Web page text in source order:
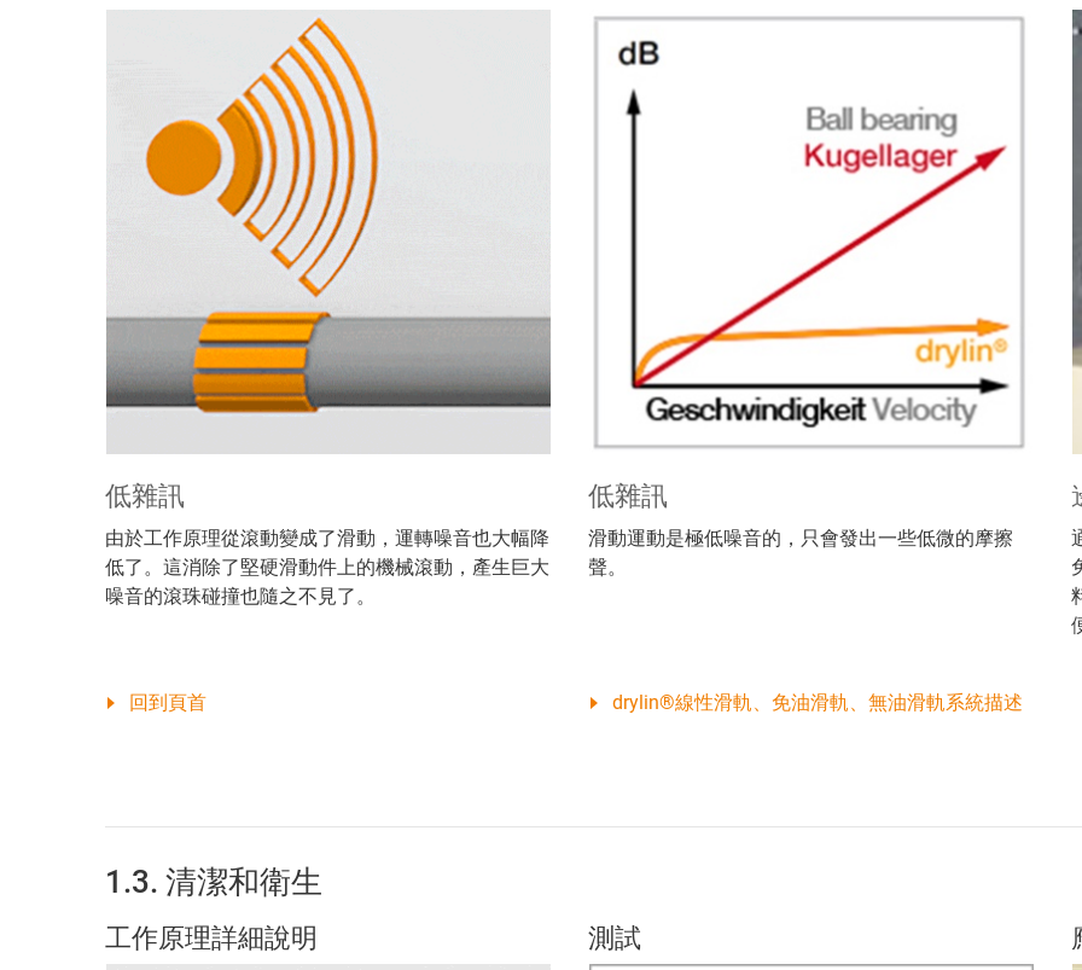
低雜訊
由於工作原理從滾動變成了滑動，運轉噪音也大幅降
低了。這消除了堅硬滑動件上的機械滾動，產生巨大
噪音的滾珠碰撞也隨之不見了。
低雜訊
滑動運動是極低噪音的，只會發出一些低微的摩擦
聲。
回到頁首 drylin®線性滑軌、免油滑軌、無油滑軌系統描述
1.3. 清潔和衛生
工作原理詳細說明 測試